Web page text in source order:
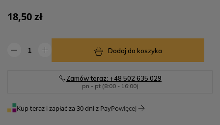
18,50 zł
Dodaj do koszyka
Zamów teraz: +48 502 635 029
pn - pt (8:00 - 16:00)
Kup teraz i zapłać za 30 dni z PayPowięcej